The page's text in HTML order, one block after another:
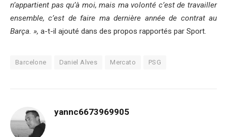
n’appartient pas qu’à moi, mais ma volonté c’est de travailler
ensemble, c’est de faire ma dernière année de contrat au
Barça. », a-t-il ajouté dans des propos rapportés par Sport.
Barcelone Daniel Alves Mercato PSG
yannc6673969905